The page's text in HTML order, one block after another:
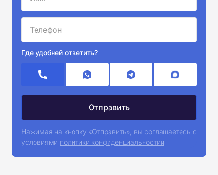
Где удобней ответить?
Нажимая на кнопку «Отправить», вы соглашаетесь с
условиями политики конфиденциальностии